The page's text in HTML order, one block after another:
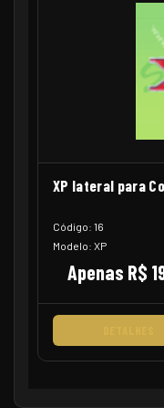
XP lateral para
Código: 16
Modelo: XP
Apenas R$